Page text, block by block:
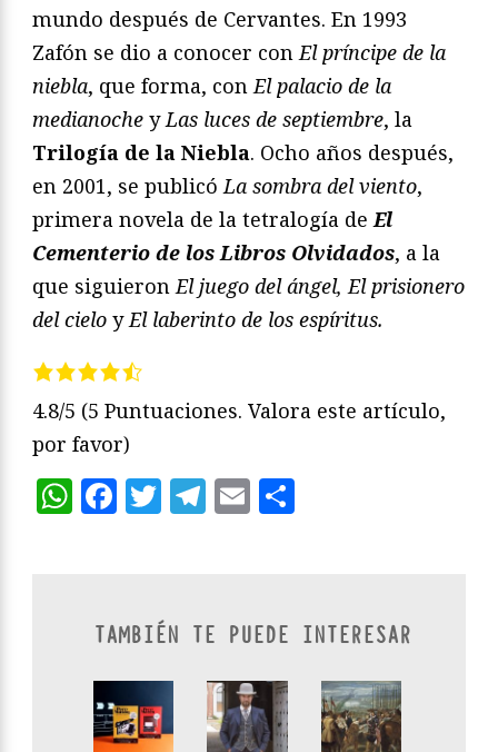
mundo después de Cervantes. En 1993
Zafón se dio a conocer conEl príncipe de la
niebla, que forma, conEl palacio de la
medianoche yLas luces de septiembre, la
Trilogía de la Niebla. Ocho años después,
en 2001, se publicóLa sombra del viento,
primera novela de la tetralogía deEl
Cementerio de los Libros Olvidados, a la
que siguieronEl juego del ángel, El prisionero
del cielo yEl laberinto de los espíritus.
4.8/5 (5 Puntuaciones. Valora este artículo,
por favor)
WhatsApp
Facebook
Twitter
Telegram
Email
TAMBIÉN TE PUEDE INTERESAR